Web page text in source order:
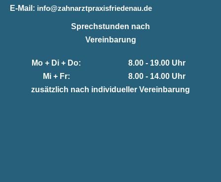
E-Mail: info@zahnarztpraxisfriedenau.de
Sprechstunden nach
Vereinbarung
Mo + Di + Do:
8.00 - 19.00 Uhr
Mi + Fr:
8.00 - 14.00 Uhr
zusätzlich nach individueller Vereinbarung